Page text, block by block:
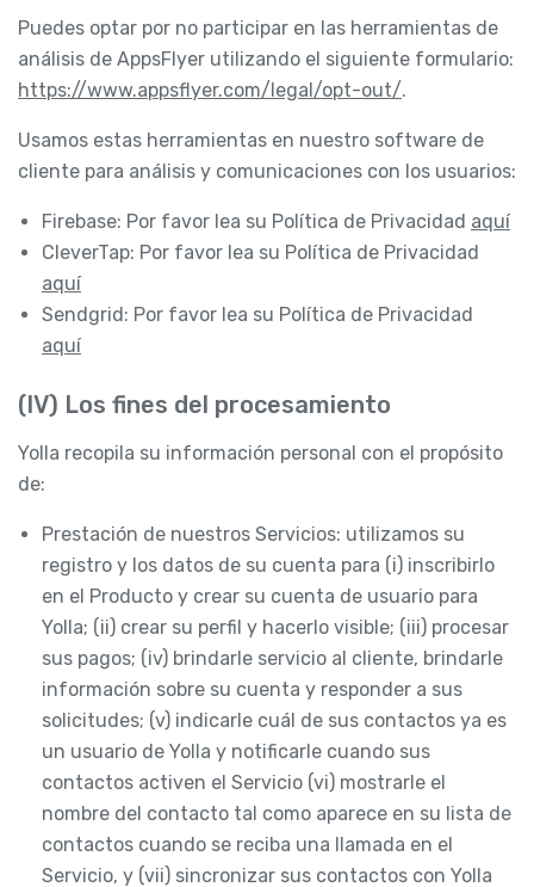
Puedes optar por no participar en las herramientas de
análisis de AppsFlyer utilizando el siguiente formulario:
https://www.appsflyer.com/legal/opt-out/.
Usamos estas herramientas en nuestro software de
cliente para análisis y comunicaciones con los usuarios:
Firebase: Por favor lea su Política de Privacidad aquí
CleverTap: Por favor lea su Política de Privacidad
aquí
Sendgrid: Por favor lea su Política de Privacidad
aquí
(IV) Los fines del procesamiento
Yolla recopila su información personal con el propósito
de:
Prestación de nuestros Servicios: utilizamos su
registro y los datos de su cuenta para (i) inscribirlo
en el Producto y crear su cuenta de usuario para
Yolla; (ii) crear su perfil y hacerlo visible; (iii) procesar
sus pagos; (iv) brindarle servicio al cliente, brindarle
información sobre su cuenta y responder a sus
solicitudes; (v) indicarle cuál de sus contactos ya es
un usuario de Yolla y notificarle cuando sus
contactos activen el Servicio (vi) mostrarle el
nombre del contacto tal como aparece en su lista de
contactos cuando se reciba una llamada en el
Servicio, y (vii) sincronizar sus contactos con Yolla